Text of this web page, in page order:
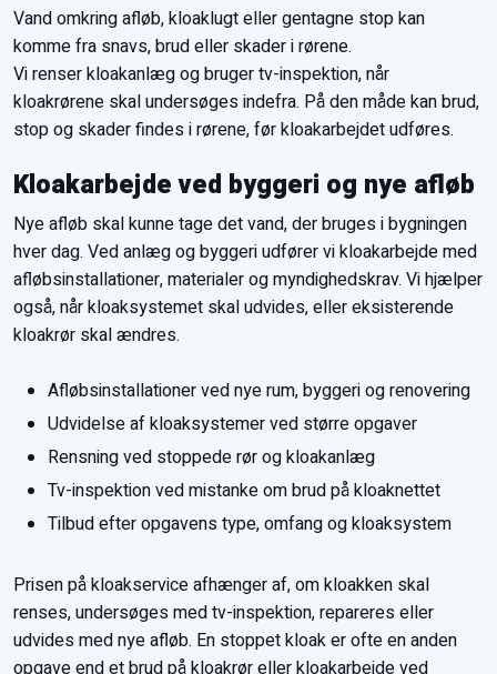
Vand omkring afløb, kloaklugt eller gentagne stop kan
komme fra snavs, brud eller skader i rørene.
Vi renser kloakanlæg og bruger tv-inspektion, når
kloakrørene skal undersøges indefra. På den måde kan brud,
stop og skader findes i rørene, før kloakarbejdet udføres.
Kloakarbejde ved byggeri og nye afløb
Nye afløb skal kunne tage det vand, der bruges i bygningen
hver dag. Ved anlæg og byggeri udfører vi kloakarbejde med
afløbsinstallationer, materialer og myndighedskrav. Vi hjælper
også, når kloaksystemet skal udvides, eller eksisterende
kloakrør skal ændres.
​Afløbsinstallationer ved nye rum, byggeri og renovering
Udvidelse af kloaksystemer ved større opgaver
Rensning ved stoppede rør og kloakanlæg
Tv-inspektion ved mistanke om brud på kloaknettet
​Tilbud efter opgavens type, omfang og kloaksystem
Prisen på kloakservice afhænger af, om kloakken skal
renses, undersøges med tv-inspektion, repareres eller
udvides med nye afløb. En stoppet kloak er ofte en anden
opgave end et brud på kloakrør eller kloakarbejde ved